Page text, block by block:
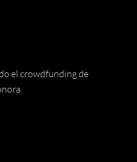
el crowdfunding de